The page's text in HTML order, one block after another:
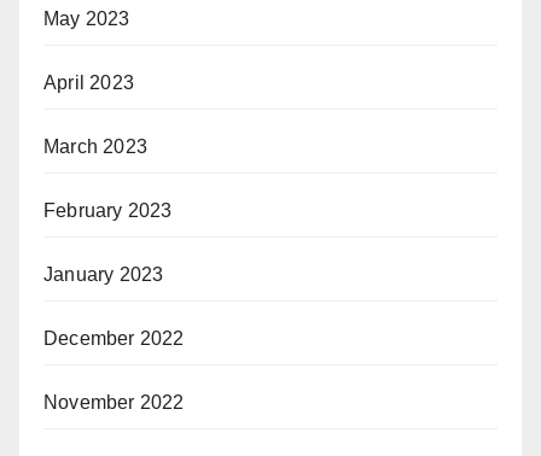
May 2023
April 2023
March 2023
February 2023
January 2023
December 2022
November 2022